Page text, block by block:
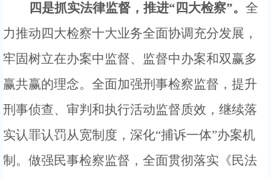
四是抓实法律监督，推进“四大检察”。 全
力推动四大检察十大业务全面协调充分发展，
牢固树立在办案中监督、监督中办案和双赢多
赢共赢的理念。全面加强刑事检察监督，提升
刑事侦查、审判和执行活动监督质效， 继续落
实认罪认罚从宽制度，深化“捕诉一体”办案机
制 。 做强民事检察监督，全面贯彻落实《民法